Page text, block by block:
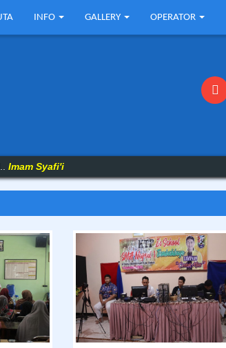
INFO GALLERY OPERATOR
Imam Syafi'i
tetap diam..Ibnu Qayyim